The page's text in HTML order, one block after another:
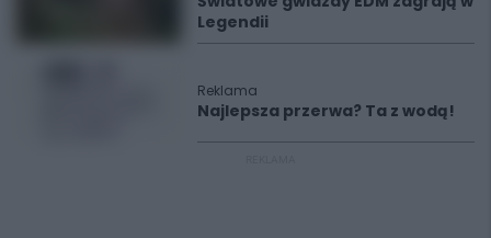
Legendii
Reklama
Najlepsza przerwa? Ta z wodą!